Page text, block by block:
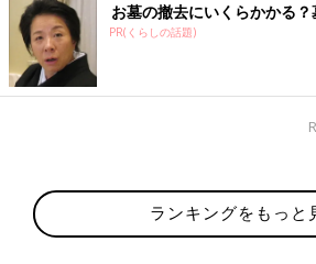
お墓の撤去にいくらかかる
PR(くらしの話題)
ランキングをもっと